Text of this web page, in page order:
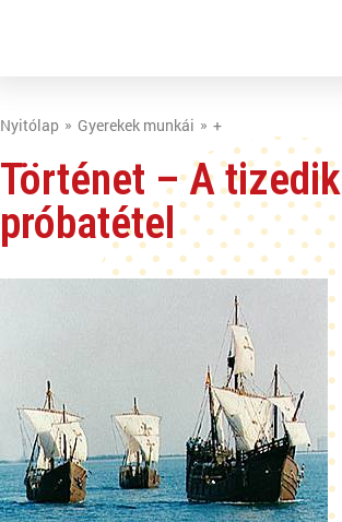
Nyitólap Gyerekek munkái +
Történet – A tizedik
próbatétel